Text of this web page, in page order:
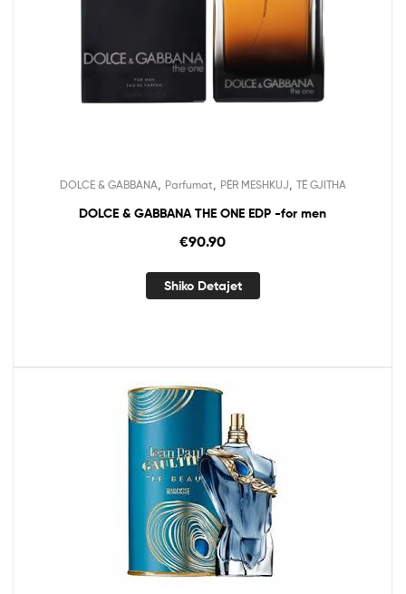
DOLCE & GABBANA Parfumat PËR MESHKUJ TË GJITHA
DOLCE & GABBANA THE ONE EDP -for men
€90.90
Shiko Detajet